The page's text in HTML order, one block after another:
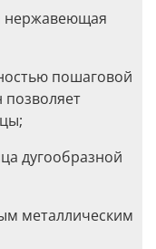
нержавеющая
пошаговой
позволяет
дугообразной
металлическим